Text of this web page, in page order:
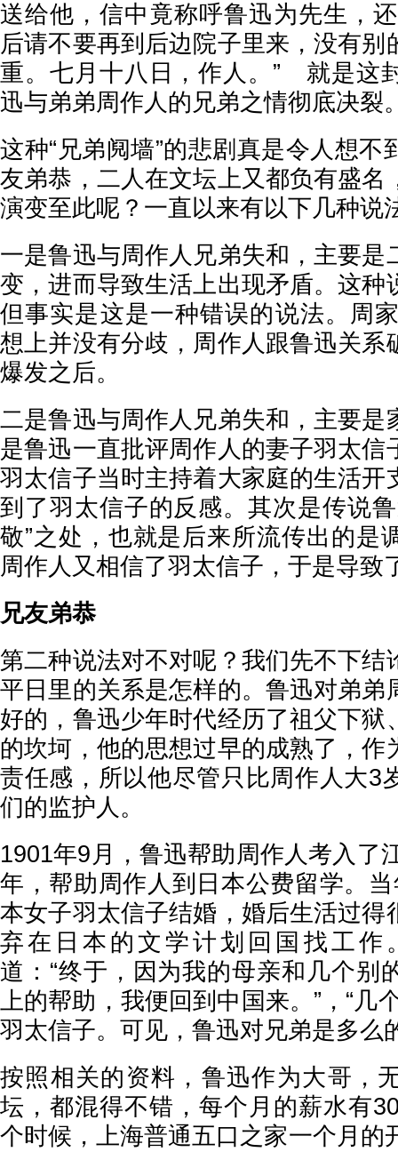
送给他，信中竟称呼鲁迅为先生，
后请不要再到后边院子里来，没有别
重。七月十八日，作人。” 就是这
迅与弟弟周作人的兄弟之情彻底决裂
这种“兄弟阋墙”的悲剧真是令人想不
友弟恭，二人在文坛上又都负有盛名
演变至此呢？一直以来有以下几种说
一是鲁迅与周作人兄弟失和，主要是
变，进而导致生活上出现矛盾。这种
但事实是这是一种错误的说法。周
想上并没有分歧，周作人跟鲁迅关系
爆发之后。
二是鲁迅与周作人兄弟失和，主要是
是鲁迅一直批评周作人的妻子羽太信
羽太信子当时主持着大家庭的生活开
到了羽太信子的反感。其次是传说
敬”之处，也就是后来所流传出的是
周作人又相信了羽太信子，于是导致
兄友弟恭
第二种说法对不对呢？我们先不下结
平日里的关系是怎样的。鲁迅对弟弟
好的，鲁迅少年时代经历了祖父下狱
的坎坷，他的思想过早的成熟了，作
责任感，所以他尽管只比周作人大3
们的监护人。
1901年9月，鲁迅帮助周作人考入了
年，帮助周作人到日本公费留学。
本女子羽太信子结婚，婚后生活过得
弃在日本的文学计划回国找工作
道：“终于，因为我的母亲和几个别
上的帮助，我便回到中国来。”，“几
羽太信子。可见，鲁迅对兄弟是多么
按照相关的资料，鲁迅作为大哥，
坛，都混得不错，每个月的薪水有
个时候，上海普通五口之家一个月的